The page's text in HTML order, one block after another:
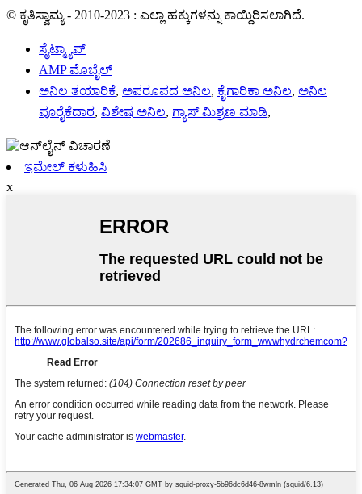
© ಕೃತಿಸ್ವಾಮ್ಯ - 2010-2023 : ಎಲ್ಲಾ ಹಕ್ಕುಗಳನ್ನು ಕಾಯ್ದಿರಿಸಲಾಗಿದೆ.
ಸೈಟ್ಮ್ಯಾಪ್
AMP ಮೊಬೈಲ್
ಅನಿಲ ತಯಾರಿಕೆ, ಅಪರೂಪದ ಅನಿಲ, ಕೈಗಾರಿಕಾ ಅನಿಲ, ಅನಿಲ
ಪೂರೈಕೆದಾರ, ವಿಶೇಷ ಅನಿಲ, ಗ್ಯಾಸ್ ಮಿಶ್ರಣ ಮಾಡಿ,
ಇಮೇಲ್ ಕಳುಹಿಸಿ
x